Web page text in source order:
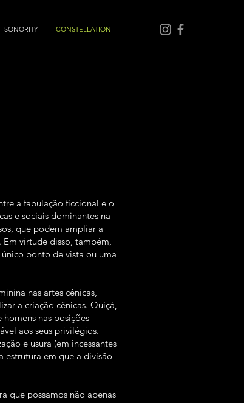
SONORITY CONSTELLATION
a fabulação ficcional e o
e sociais dominantes na
que podem ampliar a
virtude disso, também,
ponto de vista ou uma
nas artes cênicas,
a criação cênicas. Quiçá,
nas posições
aos seus privilégios.
e usura (em incessantes
estrutura em que a divisão
que possamos não apenas